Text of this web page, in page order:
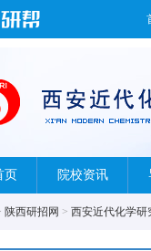
页 院校资讯
陕西研招网 > 西安近代化学研